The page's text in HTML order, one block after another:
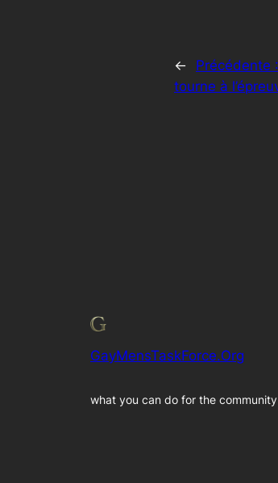
← Précédente :
tourne à
GayMensTaskForce.Org
what you can do for the community